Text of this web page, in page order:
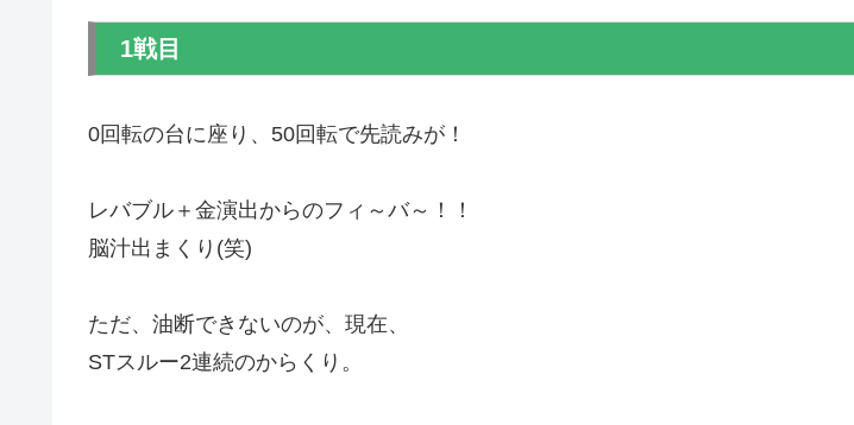
1戦目
0回転の台に座り、50回転で先読みが！
レバブル＋金演出からのフィ～バ～！！
脳汁出まくり(笑)
ただ、油断できないのが、現在、
STスルー2連続のからくり。